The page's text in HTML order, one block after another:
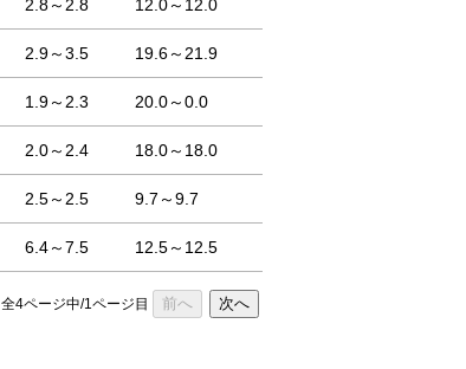
2.8～2.8 12.0～12.0
2.9～3.5 19.6～21.9
1.9～2.3 20.0～0.0
2.0～2.4 18.0～18.0
2.5～2.5 9.7～9.7
6.4～7.5 12.5～12.5
全4ページ中/1ページ目 前へ 次へ